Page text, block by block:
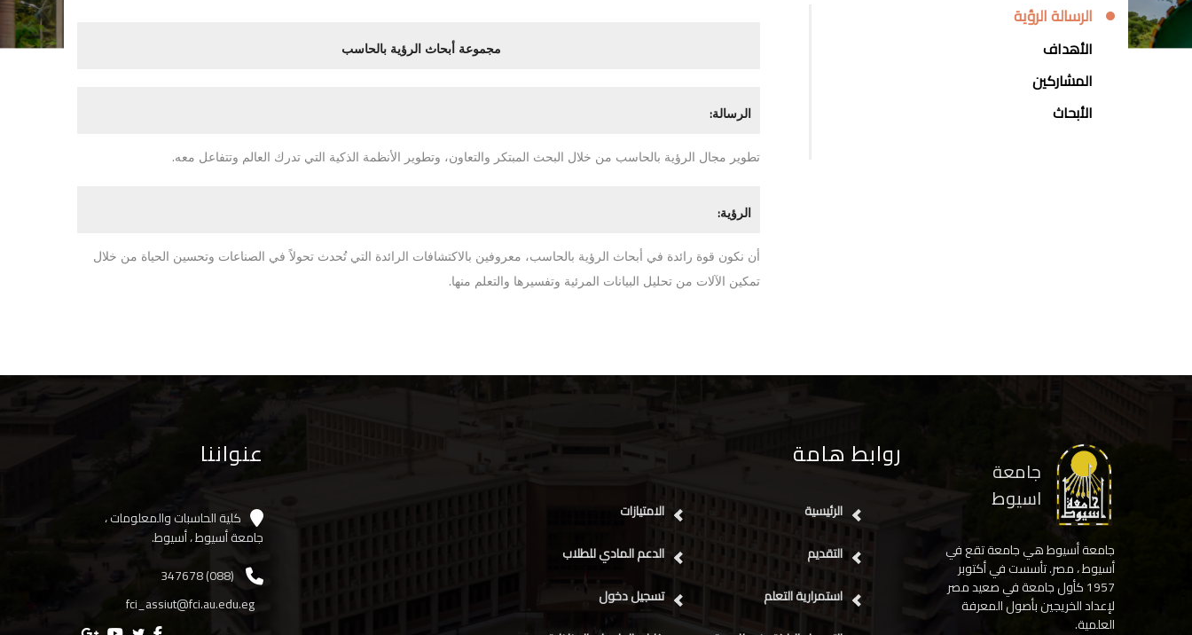
مجموعة أبحاث الرؤية بالحاسب
الرسالة:
تطوير مجال الرؤية بالحاسب من خلال البحث المبتكر والتعاون، وتطوير الأنظمة الذكية التي تدرك العالم وتتفاعل معه.
الرؤية:
أن نكون قوة رائدة في أبحاث الرؤية بالحاسب، معروفين بالاكتشافات الرائدة التي تُحدث تحولاً في الصناعات وتحسين الحياة من خلال
تمكين الآلات من تحليل البيانات المرئية وتفسيرها والتعلم منها.
RG-
COMPUTER-
VISION
الرسالة الرؤية
الأهداف
المشاركين
الأبحاث
جامعة
اسيوط
جامعة أسيوط هي جامعة تقع في
أسيوط ، مصر. تأسست في أكتوبر
1957 كأول جامعة في صعيد مصر
لإعداد الخريجين بأصول المعرفة
العلمية.
روابط هامة
الرئيسية
الامتيازات
التقديم
الدعم المادي للطلاب
استمرارية التعلم
تسجيل دخول
عنواننا
كلية الحاسبات والمعلومات ،
جامعة أسيوط ، أسيوط.
(088) 347678
fci_assiut@fci.au.edu.eg